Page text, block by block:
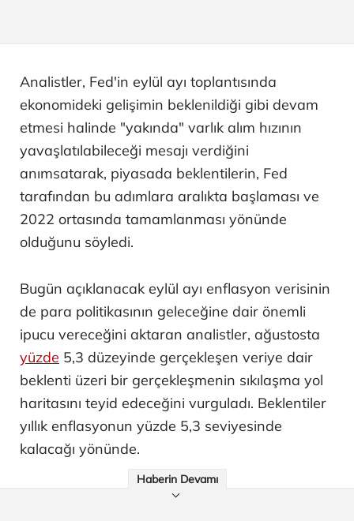
Analistler, Fed'in eylül ayı toplantısında
ekonomideki gelişimin beklenildiği gibi devam
etmesi halinde "yakında" varlık alım hızının
yavaşlatılabileceği mesajı verdiğini
anımsatarak, piyasada beklentilerin, Fed
tarafından bu adımlara aralıkta başlaması ve
2022 ortasında tamamlanması yönünde
olduğunu söyledi.
Bugün açıklanacak eylül ayı enflasyon verisinin
de para politikasının geleceğine dair önemli
ipucu vereceğini aktaran analistler, ağustosta
yüzde 5,3 düzeyinde gerçekleşen veriye dair
beklenti üzeri bir gerçekleşmenin sıkılaşma yol
haritasını teyid edeceğini vurguladı. Beklentiler
yıllık enflasyonun yüzde 5,3 seviyesinde
kalacağı yönünde.
Haberin Devamı